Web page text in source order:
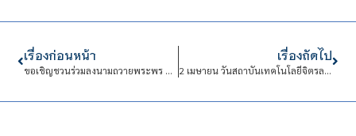
เรื่องก่อนหน้า
ขอเชิญชวนร่วมลงนามถวายพระพร สมเด็จพระกนิษฐาธิราชเจ้า กรมสมเด็จพระเทพรัตนราชสุดา ฯ สยามบรมราชกุมารี เนื่องในโอกาสวันคล้ายวันพระราชสมภพ
เรื่องถัดไป
2 เมษายน วันสถาบันเทคโนโลยีจิตรลดา